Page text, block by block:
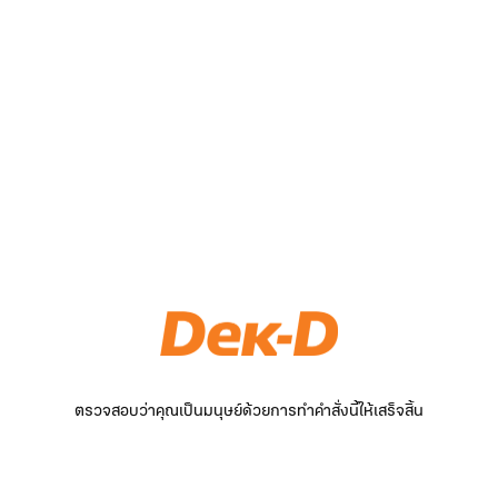
ตรวจสอบว่าคุณเป็นมนุษย์ด้วยการทำคำสั่งนี้ให้เสร็จสิ้น